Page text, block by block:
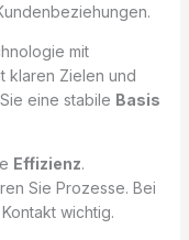
mit
klaren Zielen und
eine stabile Basis
Effizienz.
Sie Prozesse. Bei
wichtig.